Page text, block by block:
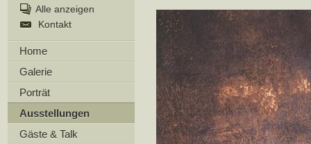
Alle anzeigen
Kontakt
Home
Galerie
Porträt
Ausstellungen
Gäste & Talk